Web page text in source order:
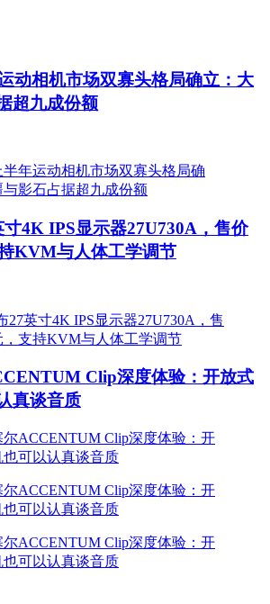
动相机市场双寡头格局确立：大
超九成份额
4K IPS显示器27U730A，售价
KVM与人体工学调节
Clip深度体验：开放式
真谈音质